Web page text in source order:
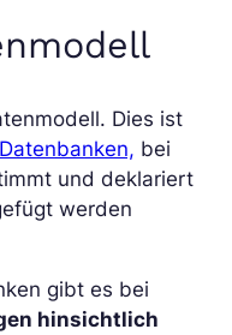
Dies ist
bei
und deklariert
werden
gibt es bei
hinsichtlich